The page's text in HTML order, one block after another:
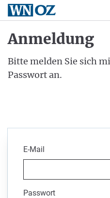
Anmeldung
Bitte melden Sie sich
Passwort an.
E-Mail
Passwort